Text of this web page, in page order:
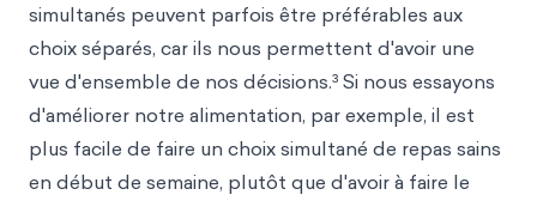
simultanés peuvent parfois être préférables aux
choix séparés, car ils nous permettent d'avoir une
vue d'ensemble de nos décisions.³ Si nous essayons
d'améliorer notre alimentation, par exemple, il est
plus facile de faire un choix simultané de repas sains
en début de semaine, plutôt que d'avoir à faire le